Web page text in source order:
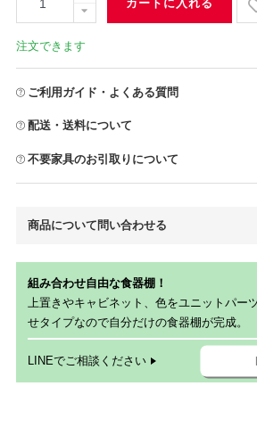
カートに入れる
注文できます
ご利用ガイド・よくある質問
配送・送料について
不要家具のお引取りについて
商品について問い合わせる
組み合わせ自由な食器棚！
上置きやキャビネット、色をユニットパー
せタイプなので自分だけの食器棚が完成。
LINEでご相談ください